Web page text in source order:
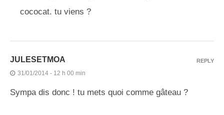
cococat. tu viens ?
JULESETMOA
31/01/2014 - 12 h 00 min
Sympa dis donc ! tu mets quoi comme gâteau ?
REPLY